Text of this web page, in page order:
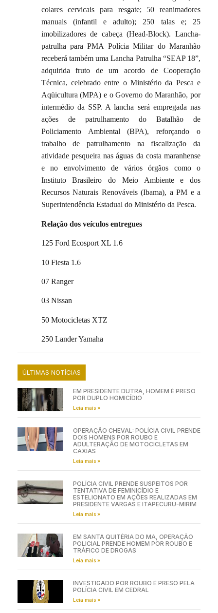
colares cervicais para resgate; 50 reanimadores
manuais (infantil e adulto); 250 talas e; 25
imobilizadores de cabeça (Head-Block). Lancha-
patrulha para PMA Polícia Militar do Maranhão
receberá também uma Lancha Patrulha “SEAP 18”,
adquirida fruto de um acordo de Cooperação
Técnica, celebrado entre o Ministério da Pesca e
Aqüicultura (MPA) e o Governo do Maranhão, por
intermédio da SSP. A lancha será empregada nas
ações de patrulhamento do Batalhão de
Policiamento Ambiental (BPA), reforçando o
trabalho de patrulhamento na fiscalização da
atividade pesqueira nas águas da costa maranhense
e no envolvimento de vários órgãos como o
Instituto Brasileiro do Meio Ambiente e dos
Recursos Naturais Renováveis (Ibama), a PM e a
Superintendência Estadual do Ministério da Pesca.
Relação dos veículos entregues
125 Ford Ecosport XL 1.6
10 Fiesta 1.6
07 Ranger
03 Nissan
50 Motocicletas XTZ
250 Lander Yamaha
ÚLTIMAS NOTÍCIAS
EM PRESIDENTE DUTRA, HOMEM É PRESO
POR DUPLO HOMICÍDIO
Leia mais »
OPERAÇÃO CHEVAL: POLÍCIA CIVIL PRENDE
DOIS HOMENS POR ROUBO E
ADULTERAÇÃO DE MOTOCICLETAS EM
CAXIAS
Leia mais »
POLÍCIA CIVIL PRENDE SUSPEITOS POR
TENTATIVA DE FEMINICÍDIO E
ESTELIONATO EM AÇÕES REALIZADAS EM
PRESIDENTE VARGAS E ITAPECURU-MIRIM
Leia mais »
EM SANTA QUITÉRIA DO MA, OPERAÇÃO
POLICIAL PRENDE HOMEM POR ROUBO E
TRÁFICO DE DROGAS
Leia mais »
INVESTIGADO POR ROUBO É PRESO PELA
POLÍCIA CIVIL EM CEDRAL
Leia mais »